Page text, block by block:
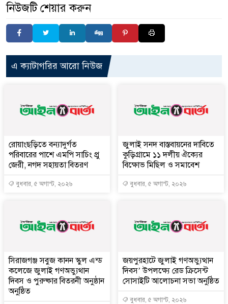
নিউজটি শেয়ার করুন
এ ক্যাটাগরির আরো নিউজ
রোয়াংছড়িতে বন্যাদুর্গত
পরিবারের পাশে এমপি সাচিং প্রু
জেরী, নগদ সহায়তা বিতরণ
বুধবার, ৫ অগাস্ট, ২০২৬
জুলাই সনদ বাস্তবায়নের দাবিতে
কুড়িগ্রামে ১১ দলীয় ঐক্যের
বিক্ষোভ মিছিল ও সমাবেশ
বুধবার, ৫ অগাস্ট, ২০২৬
সিরাজগঞ্জ সবুজ কানন স্কুল এন্ড
কলেজে জুলাই গণঅভ্যুথান
দিবস ও পুরুষ্কার বিতরনী অনুষ্ঠান
অনুষ্ঠিত
জয়পুরহাটে জুলাই গণঅভ্যুত্থান
দিবস’ উপলক্ষ্যে রেড ক্রিসেন্ট
সোসাইটি আলোচনা সভা অনুষ্ঠিত
বুধবার, ৫ অগাস্ট, ২০২৬